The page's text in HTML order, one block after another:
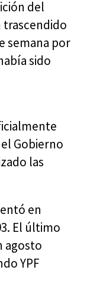
del
trascendido
semana por
sido
Gobierno
las
en
El último
agosto
YPF